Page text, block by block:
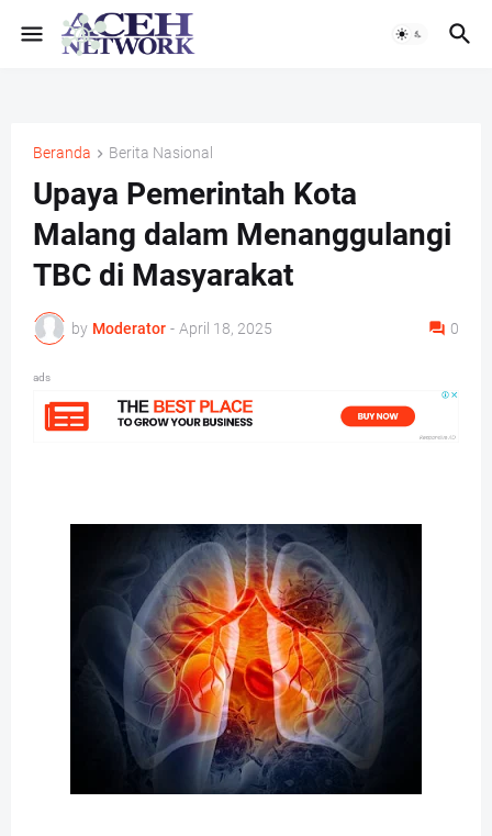
Beranda Berita Nasional
Upaya Pemerintah Kota
Malang dalam Menanggulangi
TBC di Masyarakat
by Moderator - April 18, 2025 0
ads